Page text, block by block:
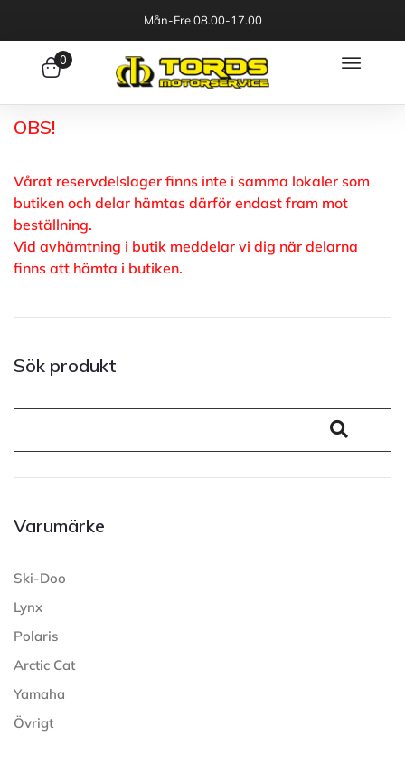
Mån-Fre 08.00-17.00
0
OBS!
Vårat reservdelslager finns inte i samma lokaler som
butiken och delar hämtas därför endast fram mot
beställning.
Vid avhämtning i butik meddelar vi dig när delarna
finns att hämta i butiken.
Sök produkt
Varumärke
Ski-Doo
Lynx
Polaris
Arctic Cat
Yamaha
Övrigt